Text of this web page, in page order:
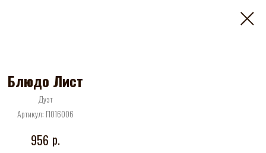
Блюдо Лист
Дуэт
Артикул: П016006
956 р.